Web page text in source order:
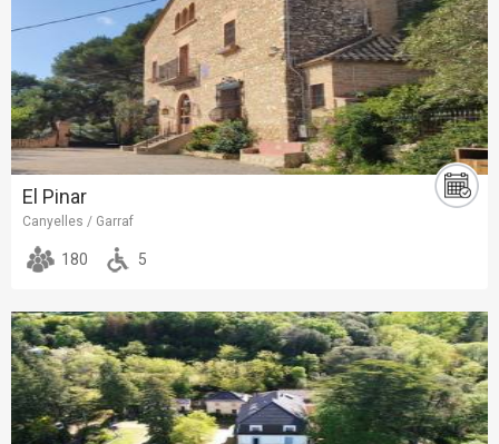
El Pinar
Canyelles / Garraf
180 5